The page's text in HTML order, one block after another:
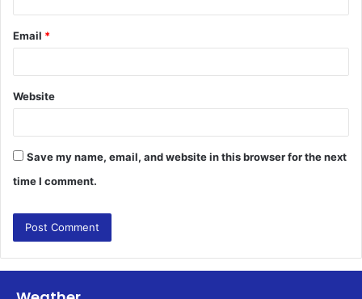
Email *
Website
Save my name, email, and website in this browser for the next
time I comment.